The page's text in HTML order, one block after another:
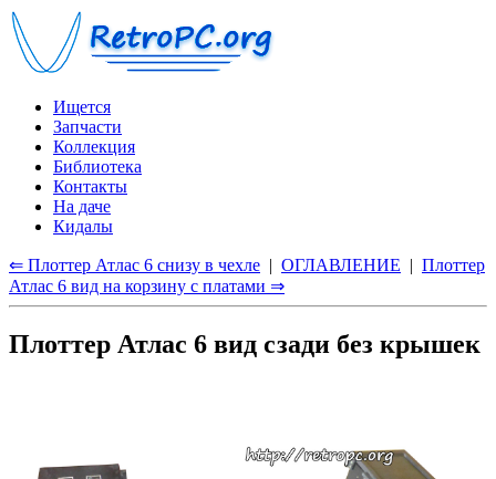
Ищется
Запчасти
Коллекция
Библиотека
Контакты
На даче
Кидалы
⇐ Плоттер Атлас 6 снизу в чехле | ОГЛАВЛЕНИЕ | Плоттер
Атлас 6 вид на корзину с платами ⇒
Плоттер Атлас 6 вид сзади без крышек